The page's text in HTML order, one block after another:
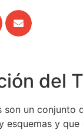
del
son un conjunto
esquemas y que